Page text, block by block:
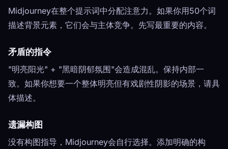
Midjourney在整个提示词中分配注意力。如果你用50个词
描述背景元素，它们会与主体竞争。先写最重要的内容。
矛盾的指令
"明亮阳光" + "黑暗阴郁氛围"会造成混乱。保持内部一
致。如果你想要一个整体明亮但有戏剧性阴影的场景，请具
体描述。
遗漏构图
没有构图指导，Midjourney会自行选择。添加明确的构